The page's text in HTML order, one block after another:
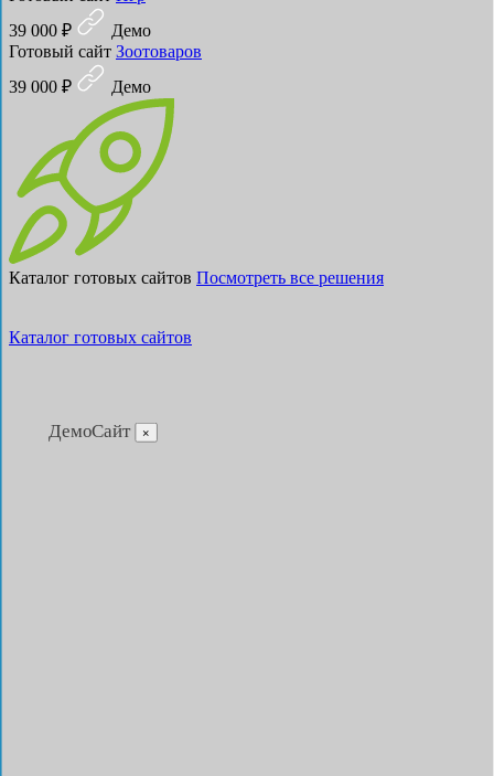
39 000 ₽
Демо
Готовый сайт Зоотоваров
39 000 ₽
Демо
Каталог готовых сайтов Посмотреть все решения
Каталог готовых сайтов
ДемоСайт ×